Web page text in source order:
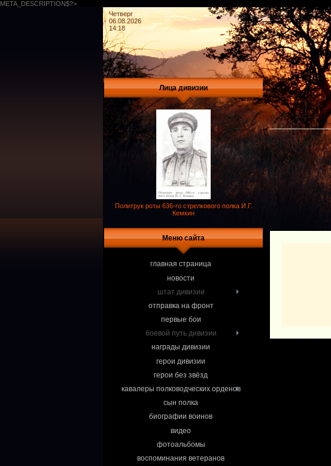
META_DESCRIPTION$?>
Четверг
06.08.2026
14:18
Лица дивизии
Политрук роты 636-го стрелкового полка И.Г.
Кемкин
Меню сайта
главная страница
новости
штат дивизии
отправка на фронт
первые бои
боевой путь дивизии
награды дивизии
герои дивизии
герои без звёзд
кавалеры полководческих орденов
сын полка
биографии воинов
видео
фотоальбомы
воспоминания ветеранов